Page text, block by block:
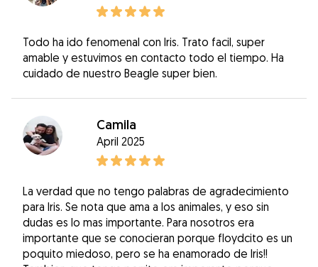
Todo ha ido fenomenal con Iris. Trato facil, super
amable y estuvimos en contacto todo el tiempo. Ha
cuidado de nuestro Beagle super bien.
Camila
April 2025
La verdad que no tengo palabras de agradecimiento
para Iris. Se nota que ama a los animales, y eso sin
dudas es lo mas importante. Para nosotros era
importante que se conocieran porque floydcito es un
poquito miedoso, pero se ha enamorado de Iris!!